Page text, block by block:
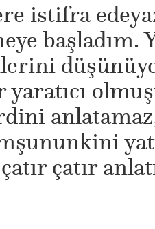
istifra
başladım.
yaratıcı
çatır